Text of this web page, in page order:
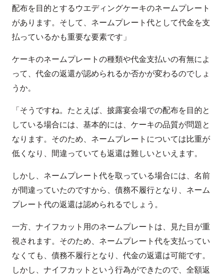
配布を目的とするウエディングケーキのネームプレート
があります。そして、ネームプレート代として代金を支
払っているかも重要な要素です」
ケーキのネームプレートの種類や代金支払いの有無によ
って、代金の返還が認められるか否かが変わるのでしょ
うか。
「そうですね。たとえば、披露宴会場での配布を目的と
している場合には、基本的には、ケーキの品質が問題と
なります。そのため、ネームプレートについては比重が
低くなり、間違っていても返還は難しいといえます。
しかし、ネームプレート代を取っている場合には、名前
が間違っていたのですから、債務不履行となり、ネーム
プレート代の返還は認められるでしょう。
一方、ナイフカット用のネームプレートは、見た目が重
視されます。そのため、ネームプレート代を支払ってい
なくても、債務不履行となり、代金の返還は可能です。
しかし、ナイフカットという行為ができたので、全額返